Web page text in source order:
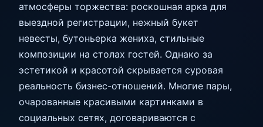
атмосферы торжества: роскошная арка для
выездной регистрации, нежный букет
невесты, бутоньерка жениха, стильные
композиции на столах гостей. Однако за
эстетикой и красотой скрывается суровая
реальность бизнес-отношений. Многие пары,
очарованные красивыми картинками в
социальных сетях, договариваются с